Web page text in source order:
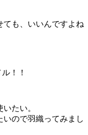
ても、いいんですよね
！！
たい。
ので羽織ってみまし